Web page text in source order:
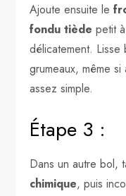
Ajoute ensuite le
fondu tiède petit
délicatement.
grumeaux, même
assez simple.
Étape 3 :
Dans un autre bol,
chimique, puis